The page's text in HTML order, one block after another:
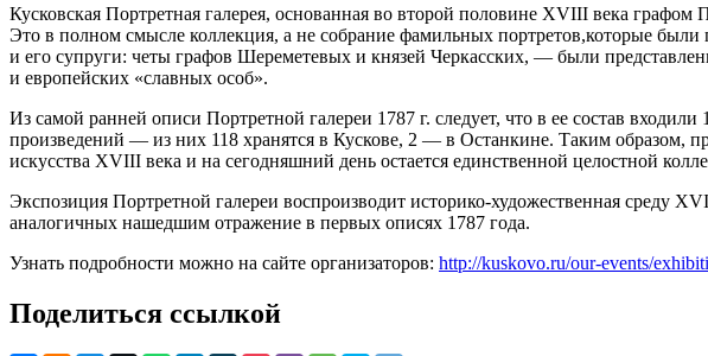
Кусковская Портретная галерея, основанная во второй половине XVIII века
Это в полном смысле коллекция, а не собрание фамильных портретов,которые были
и его супруги: четы графов Шереметевых и князей Черкасских, — были
и европейских «славных особ».
Из самой ранней описи Портретной галереи 1787 г. следует, что в ее состав
произведений — из них 118 хранятся в Кускове, 2 — в Останкине. Таким образом,
искусства XVIII века и на сегодняшний день остается единственной целостной
Экспозиция Портретной галереи воспроизводит историко-художественная среду
аналогичных нашедшим отражение в первых описях 1787 года.
Узнать подробности можно на сайте организаторов: http://kuskovo.ru/our-events/
Поделиться ссылкой